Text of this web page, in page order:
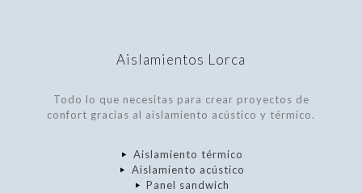
Aislamientos Lorca
Todo lo que necesitas para crear proyectos de
confort gracias al aislamiento acústico y térmico.
Aislamiento térmico
Aislamiento acústico
Panel sandwich